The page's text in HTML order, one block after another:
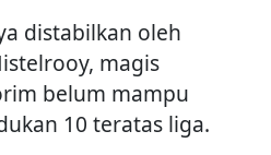
distabilkan oleh
magis
belum mampu
10 teratas liga.